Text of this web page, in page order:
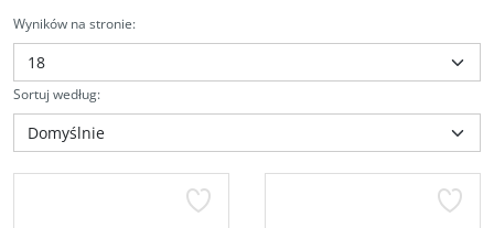
Wyników na stronie:
Sortuj według: